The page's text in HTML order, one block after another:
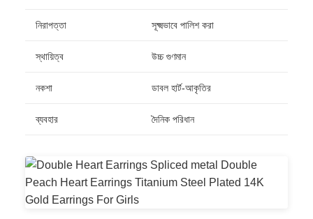
নিরাপত্তা সূক্ষ্মভাবে পালিশ করা
স্থায়িত্ব উচ্চ গুণমান
নকশা ডাবল হার্ট-আকৃতির
ব্যবহার দৈনিক পরিধান